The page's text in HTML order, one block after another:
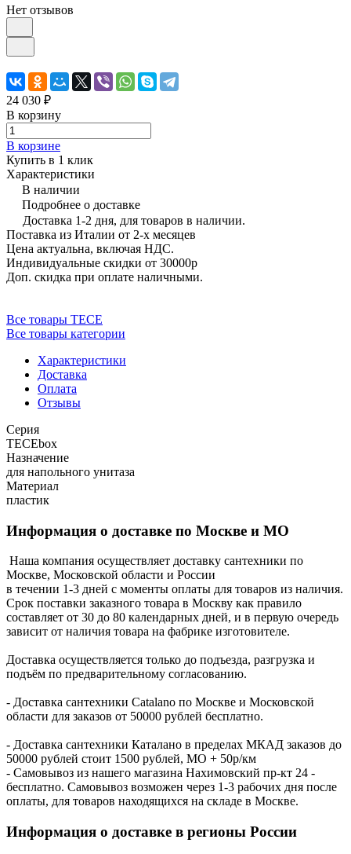
Нет отзывов
24 030 ₽
В корзину
В корзине
Купить в 1 клик
Характеристики
В наличии
Подробнее о доставке
Доставка 1-2 дня, для товаров в наличии.
Поставка из Италии от 2-х месяцев
Цена актуальна, включая НДС.
Индивидуальные скидки от 30000р
Доп. скидка при оплате наличными.
Все товары TECE
Все товары категории
Характеристики
Доставка
Оплата
Отзывы
Серия
TECEbox
Назначение
для напольного унитаза
Материал
пластик
Информация о доставке по Москве и МО
Наша компания осуществляет доставку сантехники по
Москве, Московской области и России
в течении 1-3 дней с моменты оплаты для товаров из наличия.
Срок поставки заказного товара в Москву как правило
составляет от 30 до 80 календарных дней, и в первую очередь
зависит от наличия товара на фабрике изготовителе.
Доставка осуществляется только до подъезда, разгрузка и
подъём по предварительному согласованию.
- Доставка сантехники Catalano по Москве и Московской
области для заказов от 50000 рублей бесплатно.
- Доставка сантехники Каталано в пределах МКАД заказов до
50000 рублей стоит 1500 рублей, МО + 50р/км
- Самовывоз из нашего магазина Нахимовский пр-кт 24 -
бесплатно. Самовывоз возможен через 1-3 рабочих дня после
оплаты, для товаров находящихся на складе в Москве.
Информация о доставке в регионы России